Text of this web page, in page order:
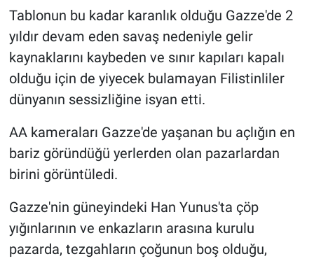
Tablonun bu kadar karanlık olduğu Gazze'de 2
yıldır devam eden savaş nedeniyle gelir
kaynaklarını kaybeden ve sınır kapıları kapalı
olduğu için de yiyecek bulamayan Filistinliler
dünyanın sessizliğine isyan etti.
AA kameraları Gazze'de yaşanan bu açlığın en
bariz göründüğü yerlerden olan pazarlardan
birini görüntüledi.
Gazze'nin güneyindeki Han Yunus'ta çöp
yığınlarının ve enkazların arasına kurulu
pazarda, tezgahların çoğunun boş olduğu,